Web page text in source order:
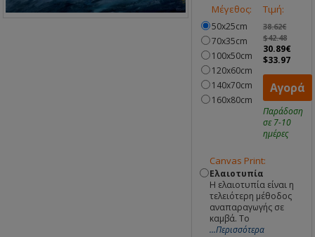
Μέγεθος:
50x25cm
70x35cm
100x50cm
120x60cm
140x70cm
160x80cm
Τιμή:
38.62€
$42.48
30.89€
$33.97
Αγορά
Παράδοση
σε 7-10
ημέρες
Canvas Print:
Ελαιοτυπία
Η ελαιοτυπία είναι η
τελειότερη μέθοδος
αναπαραγωγής σε
καμβά. Το
...Περισσότερα